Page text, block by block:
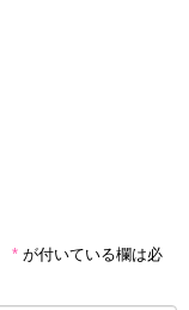
* が付いている欄は必